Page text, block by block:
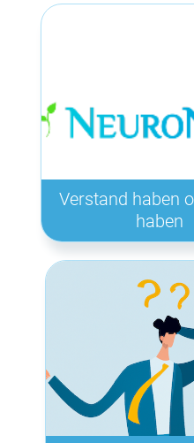
Verstand haben
haben